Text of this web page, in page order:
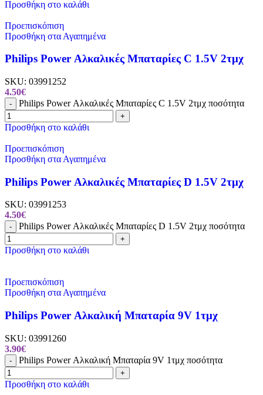
Προσθήκη στο καλάθι
Προεπισκόπιση
Προσθήκη στα Αγαπημένα
Philips Power Αλκαλικές Μπαταρίες C 1.5V 2τμχ
SKU: 03991252
4.50€
- Philips Power Αλκαλικές Μπαταρίες C 1.5V 2τμχ ποσότητα
+
Προσθήκη στο καλάθι
Προεπισκόπιση
Προσθήκη στα Αγαπημένα
Philips Power Αλκαλικές Μπαταρίες D 1.5V 2τμχ
SKU: 03991253
4.50€
- Philips Power Αλκαλικές Μπαταρίες D 1.5V 2τμχ ποσότητα
+
Προσθήκη στο καλάθι
Προεπισκόπιση
Προσθήκη στα Αγαπημένα
Philips Power Αλκαλική Μπαταρία 9V 1τμχ
SKU: 03991260
3.90€
- Philips Power Αλκαλική Μπαταρία 9V 1τμχ ποσότητα
+
Προσθήκη στο καλάθι